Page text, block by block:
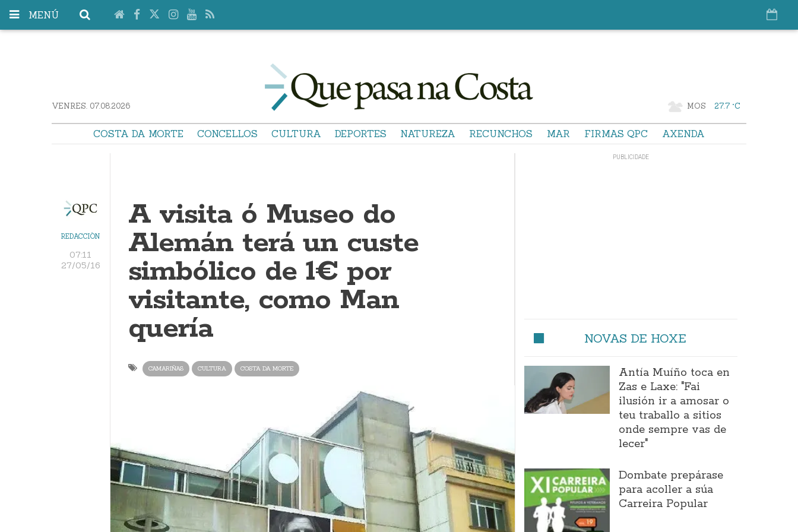
MENÚ
VENRES. 07.08.2026 MOS 27.7 °C
COSTA DA MORTE CONCELLOS CULTURA DEPORTES NATUREZA RECUNCHOS MAR FIRMAS QPC AXENDA
REDACCIÓN
07:11
27/05/16
A visita ó Museo do
Alemán terá un custe
simbólico de 1€ por
visitante, como Man
quería
CAMARIÑAS CULTURA COSTA DA MORTE
NOVAS DE HOXE
Antía Muíño toca en
Zas e Laxe: "Fai
ilusión ir a amosar o
teu traballo a sitios
onde sempre vas de
lecer"
Dombate prepárase
para acoller a súa
Carreira Popular